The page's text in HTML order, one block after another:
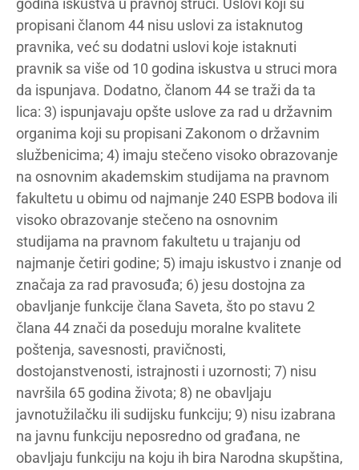
godina iskustva u pravnoj struci. Uslovi koji su
propisani članom 44 nisu uslovi za istaknutog
pravnika, već su dodatni uslovi koje istaknuti
pravnik sa više od 10 godina iskustva u struci mora
da ispunjava. Dodatno, članom 44 se traži da ta
lica: 3) ispunjavaju opšte uslove za rad u državnim
organima koji su propisani Zakonom o državnim
službenicima; 4) imaju stečeno visoko obrazovanje
na osnovnim akademskim studijama na pravnom
fakultetu u obimu od najmanje 240 ESPB bodova ili
visoko obrazovanje stečeno na osnovnim
studijama na pravnom fakultetu u trajanju od
najmanje četiri godine; 5) imaju iskustvo i znanje od
značaja za rad pravosuđa; 6) jesu dostojna za
obavljanje funkcije člana Saveta, što po stavu 2
člana 44 znači da poseduju moralne kvalitete
poštenja, savesnosti, pravičnosti,
dostojanstvenosti, istrajnosti i uzornosti; 7) nisu
navršila 65 godina života; 8) ne obavljaju
javnotužilačku ili sudijsku funkciju; 9) nisu izabrana
na javnu funkciju neposredno od građana, ne
obavljaju funkciju na koju ih bira Narodna skupština,